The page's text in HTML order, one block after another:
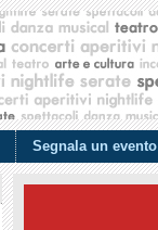
Segnala un evento